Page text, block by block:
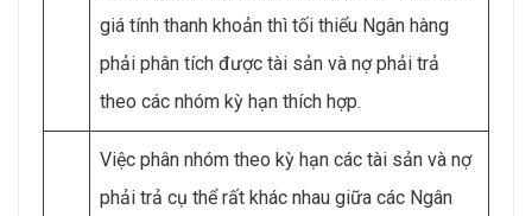
giá tính thanh khoản thì tối thiểu Ngân hàng
phải phân tích được tài sản và nợ phải trả
theo các nhóm kỳ hạn thích hợp.
Việc phân nhóm theo kỳ hạn các tài sản và nợ
phải trả cụ thể rất khác nhau giữa các Ngân